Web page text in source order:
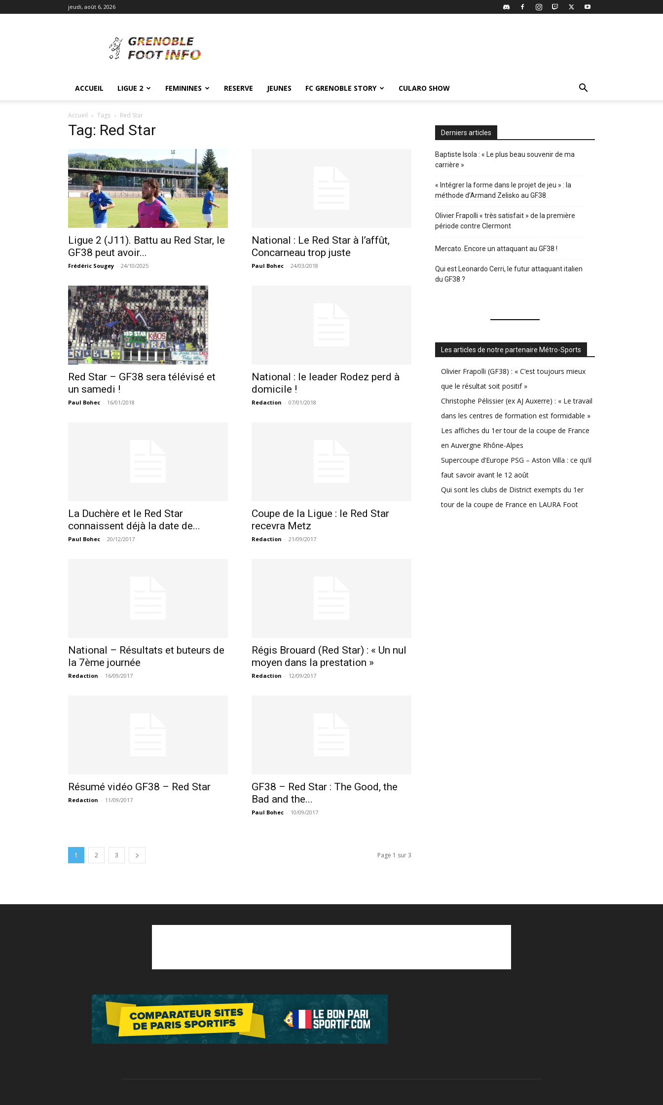
jeudi, août 6, 2026
Foot
Info
ACCUEIL LIGUE 2 FEMININES RESERVE JEUNES FC GRENOBLE STORY CULARO SHOW
Accueil Tags Red Star
Tag: Red Star
Ligue 2 (J11). Battu au Red Star, le
GF38 peut avoir...
Frédéric Sougey - 24/10/2025
National : Le Red Star à l’affût,
Concarneau trop juste
Paul Bohec - 24/03/2018
Red Star – GF38 sera télévisé et
un samedi !
Paul Bohec - 16/01/2018
National : le leader Rodez perd à
domicile !
Redaction - 07/01/2018
La Duchère et le Red Star
connaissent déjà la date de...
Paul Bohec - 20/12/2017
Coupe de la Ligue : le Red Star
recevra Metz
Redaction - 21/09/2017
National – Résultats et buteurs de
la 7ème journée
Redaction - 16/09/2017
Régis Brouard (Red Star) : « Un nul
moyen dans la prestation »
Redaction - 12/09/2017
Résumé vidéo GF38 – Red Star
Redaction - 11/09/2017
GF38 – Red Star : The Good, the
Bad and the...
Paul Bohec - 10/09/2017
1 2 3 Page 1 sur 3
Derniers articles
Baptiste Isola : « Le plus beau souvenir de ma
carrière »
« Intégrer la forme dans le projet de jeu » : la
méthode d’Armand Zelisko au GF38
Olivier Frapolli « très satisfait » de la première
période contre Clermont
Mercato. Encore un attaquant au GF38 !
Qui est Leonardo Cerri, le futur attaquant italien
du GF38 ?
Les articles de notre partenaire Métro-Sports
Olivier Frapolli (GF38) : « C’est toujours mieux
que le résultat soit positif »
Christophe Pélissier (ex AJ Auxerre) : « Le travail
dans les centres de formation est formidable »
Les affiches du 1er tour de la coupe de France
en Auvergne Rhône-Alpes
Supercoupe d’Europe PSG – Aston Villa : ce qu’il
faut savoir avant le 12 août
Qui sont les clubs de District exempts du 1er
tour de la coupe de France en LAURA Foot